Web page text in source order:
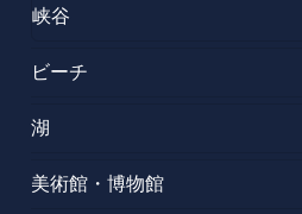
峡谷
ビーチ
湖
美術館・博物館